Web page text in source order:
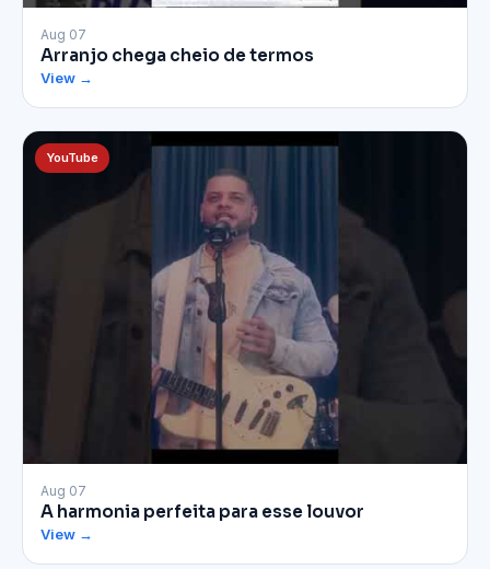
▶
Aug 07
Arranjo chega cheio de termos
View →
YouTube
▶
Aug 07
A harmonia perfeita para esse louvor
View →